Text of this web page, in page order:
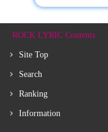
ROCK LYRIC Contents
Site Top
Search
Ranking
Information